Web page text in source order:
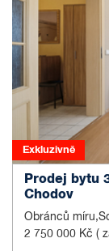
Exkluzivně
Prodej bytu
Chodov
Obránců
2 750 000 Kč (